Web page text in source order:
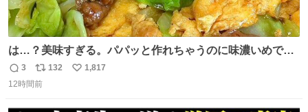
は…？美味すぎる。パパッと作れちゃうのに味濃いめで満
足感エグいの天才だろ🥹
返
信
3
リ
ポ
132
い
1,817
12時間前